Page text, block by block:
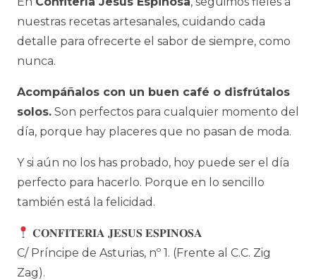
nuestras recetas artesanales, cuidando cada
detalle para ofrecerte el sabor de siempre, como
nunca.
Acompáñalos con un buen café o disfrútalos
solos. Son perfectos para cualquier momento del
día, porque hay placeres que no pasan de moda.
Y si aún no los has probado, hoy puede ser el día
perfecto para hacerlo. Porque en lo sencillo
también está la felicidad.
𝐂𝐎𝐍𝐅𝐈𝐓𝐄𝐑𝐈𝐀 𝐉𝐄𝐒𝐔𝐒 𝐄𝐒𝐏𝐈𝐍𝐎𝐒𝐀
C/ Príncipe de Asturias, nº 1. (Frente al C.C. Zig
Zag).